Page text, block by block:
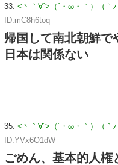
33: <丶｀∀´>（´・ω・｀）（
ID:mC8h6toq
帰国して南北朝鮮で
日本は関係ない
35: <丶｀∀´>（´・ω・｀）（
ID:YVx6O1dW
ごめん、基本的人